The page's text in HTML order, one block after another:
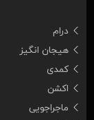
درام
هیجان انگیز
کمدی
اکشن
ماجراجویی